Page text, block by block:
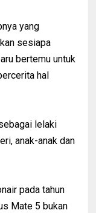
yang
sesiapa
bertemu untuk
hal
lelaki
anak-anak dan
pada tahun
Mate 5 bukan